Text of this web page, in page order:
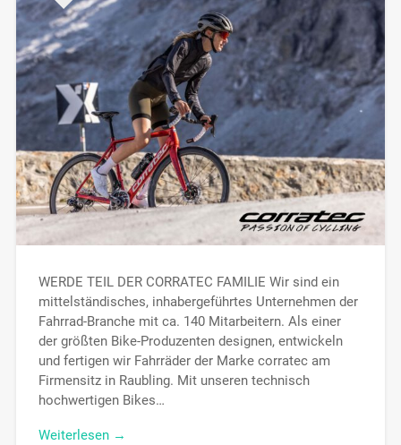
WERDE TEIL DER CORRATEC FAMILIE Wir sind ein
mittelständisches, inhabergeführtes Unternehmen der
Fahrrad-Branche mit ca. 140 Mitarbeitern. Als einer
der größten Bike-Produzenten designen, entwickeln
und fertigen wir Fahrräder der Marke corratec am
Firmensitz in Raubling. Mit unseren technisch
hochwertigen Bikes…
Weiterlesen →